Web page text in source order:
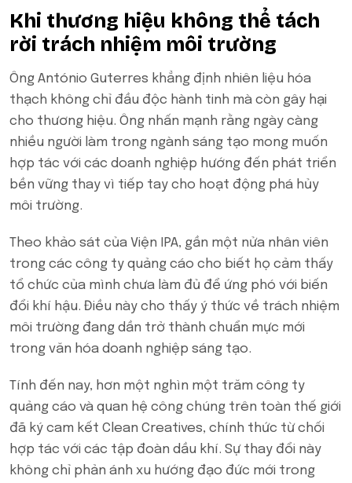
Khi thương hiệu không thể tách
rời trách nhiệm môi trường
Ông António Guterres khẳng định nhiên liệu hóa
thạch không chỉ đầu độc hành tinh mà còn gây hại
cho thương hiệu. Ông nhấn mạnh rằng ngày càng
nhiều người làm trong ngành sáng tạo mong muốn
hợp tác với các doanh nghiệp hướng đến phát triển
bền vững thay vì tiếp tay cho hoạt động phá hủy
môi trường.
Theo khảo sát của Viện IPA, gần một nửa nhân viên
trong các công ty quảng cáo cho biết họ cảm thấy
tổ chức của mình chưa làm đủ để ứng phó với biến
đổi khí hậu. Điều này cho thấy ý thức về trách nhiệm
môi trường đang dần trở thành chuẩn mực mới
trong văn hóa doanh nghiệp sáng tạo.
Tính đến nay, hơn một nghìn một trăm công ty
quảng cáo và quan hệ công chúng trên toàn thế giới
đã ký cam kết Clean Creatives, chính thức từ chối
hợp tác với các tập đoàn dầu khí. Sự thay đổi này
không chỉ phản ánh xu hướng đạo đức mới trong